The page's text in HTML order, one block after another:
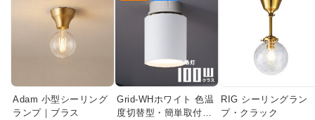
Adam 小型シーリング
ランプ｜ブラス
Grid-WHホワイト 色温
度切替型・簡単取付
RIG シーリングラン
プ・クラック